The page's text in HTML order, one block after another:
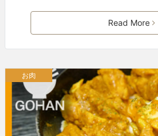
Read More
お肉